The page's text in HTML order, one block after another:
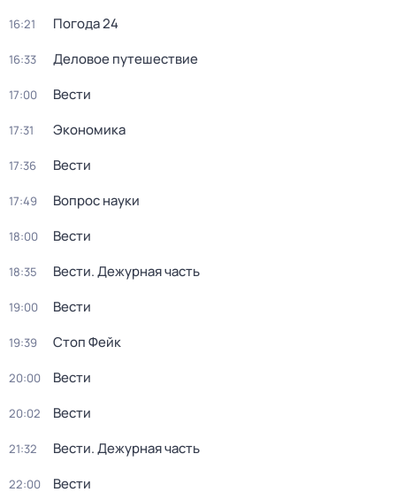
16:21 Погода 24
16:33 Деловое путешествие
17:00 Вести
17:31 Экономика
17:36 Вести
17:49 Вопрос науки
18:00 Вести
18:35 Вести. Дежурная часть
19:00 Вести
19:39 Стоп Фейк
20:00 Вести
20:02 Вести
21:32 Вести. Дежурная часть
22:00 Вести